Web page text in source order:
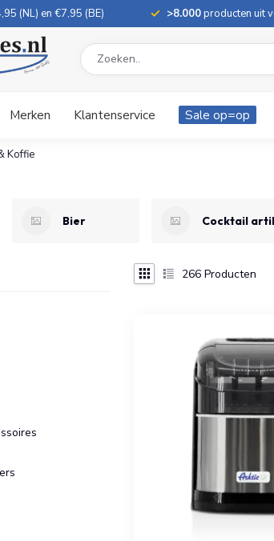
(NL) en €7,95 (BE) >8.000producten uit
Merken Klantenservice Sale op=op
Koffie
Bier Cocktail
266 Producten